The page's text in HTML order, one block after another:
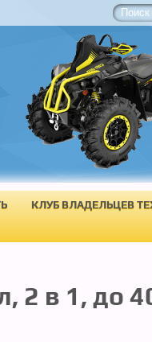
КЛУБ ВЛАДЕЛЬЦЕВ
2 в 1, до